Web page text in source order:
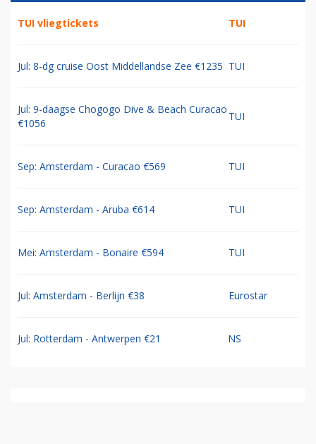
TUI vliegtickets TUI
Jul: 8-dg cruise Oost Middellandse Zee €1235 TUI
Jul: 9-daagse Chogogo Dive & Beach Curacao
€1056
TUI
Sep: Amsterdam - Curacao €569 TUI
Sep: Amsterdam - Aruba €614 TUI
Mei: Amsterdam - Bonaire €594 TUI
Jul: Amsterdam - Berlijn €38 Eurostar
Jul: Rotterdam - Antwerpen €21 NS